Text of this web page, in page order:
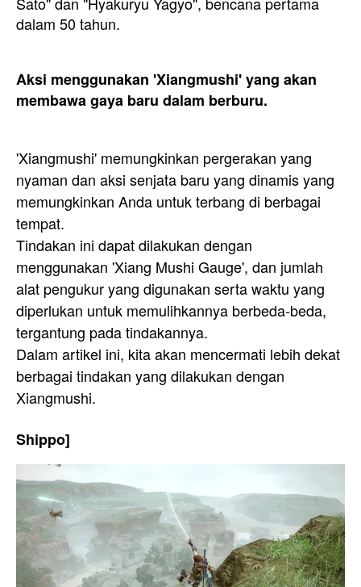
dalam 50 tahun.
Aksi menggunakan 'Xiangmushi' yang akan
membawa gaya baru dalam berburu.
'Xiangmushi' memungkinkan pergerakan yang
nyaman dan aksi senjata baru yang dinamis yang
memungkinkan Anda untuk terbang di berbagai
tempat.
Tindakan ini dapat dilakukan dengan
menggunakan 'Xiang Mushi Gauge', dan jumlah
alat pengukur yang digunakan serta waktu yang
diperlukan untuk memulihkannya berbeda-beda,
tergantung pada tindakannya.
Dalam artikel ini, kita akan mencermati lebih dekat
berbagai tindakan yang dilakukan dengan
Xiangmushi.
Shippo]